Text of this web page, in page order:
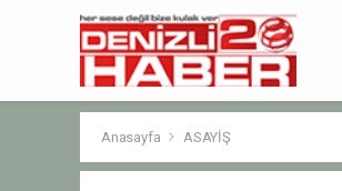
Anasayfa ASAYİŞ